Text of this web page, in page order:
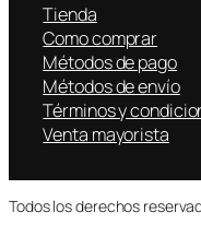
Tienda
Como comprar
Métodos de pago
Métodos de envío
Términos y
Venta mayorista
Todos los derechos